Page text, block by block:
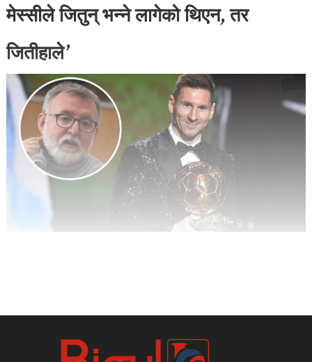
मेस्सीले जितुन् भन्ने लागेको थिएन, तर
जितीहाले’